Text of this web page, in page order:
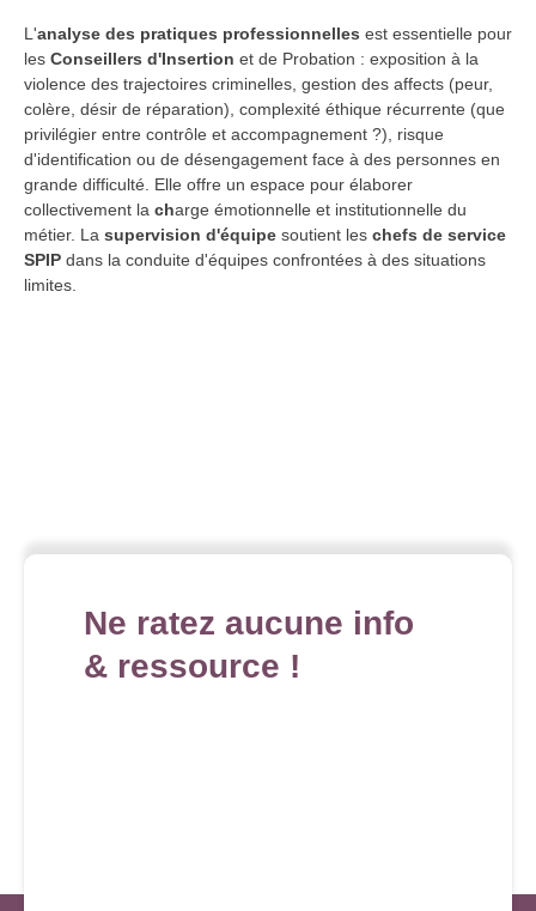
L'analyse des pratiques professionnelles est essentielle pour
les Conseillers d'Insertion et de Probation : exposition à la
violence des trajectoires criminelles, gestion des affects (peur,
colère, désir de réparation), complexité éthique récurrente (que
privilégier entre contrôle et accompagnement ?), risque
d'identification ou de désengagement face à des personnes en
grande difficulté. Elle offre un espace pour élaborer
collectivement la charge émotionnelle et institutionnelle du
métier. La supervision d'équipe soutient les chefs de service
SPIP dans la conduite d'équipes confrontées à des situations
limites.
Ne ratez aucune info
& ressource !